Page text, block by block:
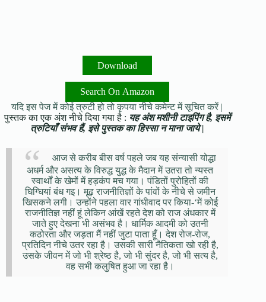
Download
Search On Amazon
यदि इस पेज में कोई त्रुटी हो तो कृपया नीचे कमेन्ट में सूचित करें |
पुस्तक का एक अंश नीचे दिया गया है : यह अंश मशीनी टाइपिंग है, इसमें
त्रुटियाँ संभव हैं, इसे पुस्तक का हिस्सा न माना जाये |
आज से करीब बीस वर्ष पहले जब यह संन्यासी योद्धा
अधर्म और असत्य के विरुद्ध युद्ध के मैदान में उतरा तो न्यस्त
स्वार्थों के खेमों में हड़कंप मच गया। पंडितों पुरोहितों की
घिग्घियां बंध गइ। मूढ़ राजनीतिज्ञों के पांवों के नीचे से जमीन
खिसकने लगी। उन्होंने पहला वार गांधीवाद पर किया-‘में कोई
राजनीतिज्ञ नहीं हूं लेकिन आंखें रहते देश को राज अंधकार में
जाते हुए देखना भी असंभव है। धार्मिक आदमी को उतनी
कठोरता और जड़ता मैं नहीं जुटा पाता हूँ। देश रोज-रोज,
प्रतिदिन नीचे उतर रहा है। उसकी सारी नैतिकता खो रही है,
उसके जीवन में जो भी श्रेष्ठ है, जो भी सुंदर है, जो भी सत्य है,
वह सभी कलुषित हुआ जा रहा है।